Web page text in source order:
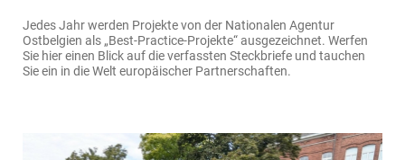
Jedes Jahr werden Projekte von der Nationalen Agentur
Ostbelgien als „Best-Practice-Projekte“ ausgezeichnet. Werfen
Sie hier einen Blick auf die verfassten Steckbriefe und tauchen
Sie ein in die Welt europäischer Partnerschaften.